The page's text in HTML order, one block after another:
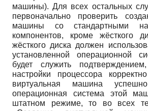
машины). Для всех остальных
первоначально проверить
машины со стандартными
компонентов, кроме жёсткого
жёсткого диска должен
установленной операционной
будет служить
настройки процессора
виртуальная машина
операционная система этой
штатном режиме, то во всех